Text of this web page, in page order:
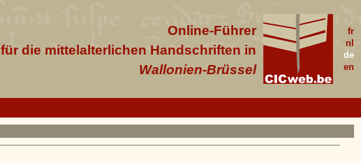
fr
nl
de
en
Online-Führer
für die mittelalterlichen Handschriften in
Wallonien-Brüssel